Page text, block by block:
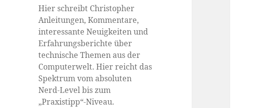
Hier schreibt Christopher
Anleitungen, Kommentare,
interessante Neuigkeiten und
Erfahrungsberichte über
technische Themen aus der
Computerwelt. Hier reicht das
Spektrum vom absoluten
Nerd-Level bis zum
„Praxistipp“-Niveau.